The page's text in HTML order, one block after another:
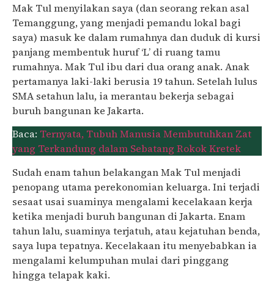
Mak Tul menyilakan saya (dan seorang rekan asal
Temanggung, yang menjadi pemandu lokal bagi
saya) masuk ke dalam rumahnya dan duduk di kursi
panjang membentuk huruf ‘L’ di ruang tamu
rumahnya. Mak Tul ibu dari dua orang anak. Anak
pertamanya laki-laki berusia 19 tahun. Setelah lulus
SMA setahun lalu, ia merantau bekerja sebagai
buruh bangunan ke Jakarta.
Baca: Ternyata, Tubuh Manusia Membutuhkan Zat
yang Terkandung dalam Sebatang Rokok Kretek
Sudah enam tahun belakangan Mak Tul menjadi
penopang utama perekonomian keluarga. Ini terjadi
sesaat usai suaminya mengalami kecelakaan kerja
ketika menjadi buruh bangunan di Jakarta. Enam
tahun lalu, suaminya terjatuh, atau kejatuhan benda,
saya lupa tepatnya. Kecelakaan itu menyebabkan ia
mengalami kelumpuhan mulai dari pinggang
hingga telapak kaki.